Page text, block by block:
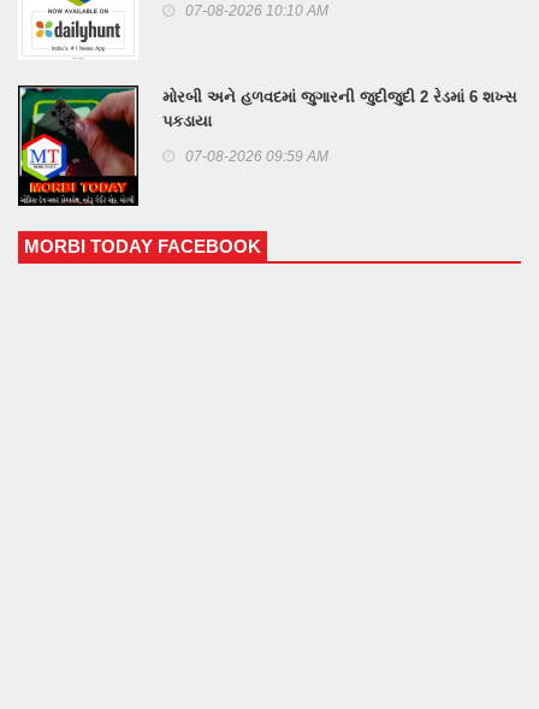
07-08-2026 10:10 AM
મોરબી અને હળવદમાં જુગારની જુદીજુદી 2 રેડમાં 6 શખ્સ
પકડાયા
07-08-2026 09:59 AM
MORBI TODAY FACEBOOK